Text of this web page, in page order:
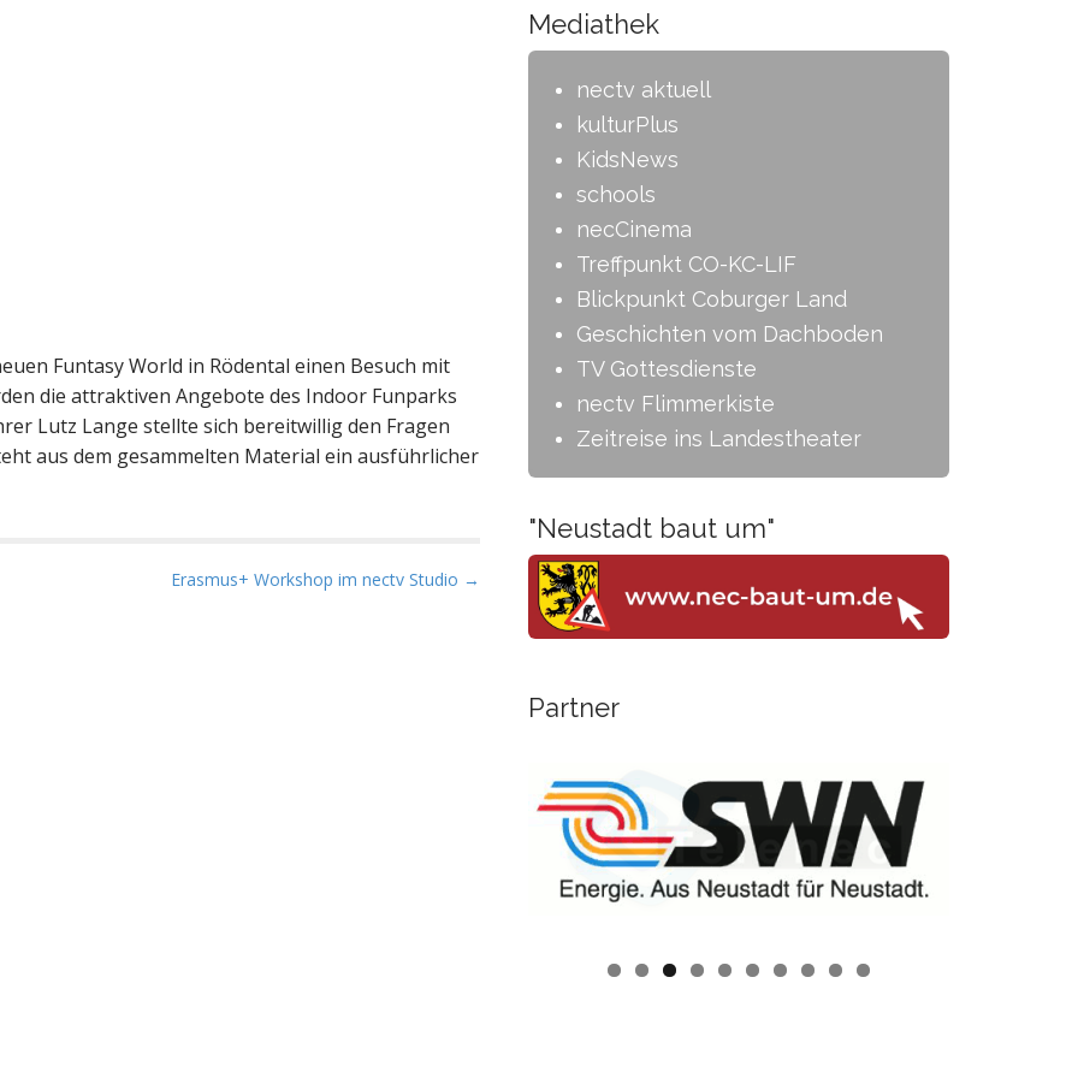
Funtasy World in Rödental einen Besuch mit
die attraktiven Angebote des Indoor Funparks
Lutz Lange stellte sich bereitwillig den Fragen
aus dem gesammelten Material ein ausführlicher
Erasmus+ Workshop im nectv Studio →
e
n
Mediathek
-
nectv aktuell
kulturPlus
KidsNews
schools
necCinema
Treffpunkt CO-KC-LIF
Blickpunkt Coburger Land
Geschichten vom Dachboden
TV Gottesdienste
nectv Flimmerkiste
Zeitreise ins Landestheater
-
"Neustadt baut um"
Partner